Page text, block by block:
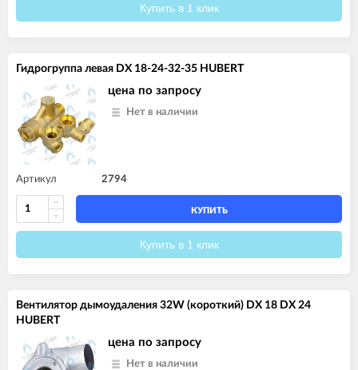
Купить в 1 клик
Гидрогруппа левая DX 18-24-32-35 HUBERT
цена по запросу
Нет в наличии
Артикул 2794
КУПИТЬ
Купить в 1 клик
Вентилятор дымоудаления 32W (короткий) DX 18 DX 24
HUBERT
цена по запросу
Нет в наличии